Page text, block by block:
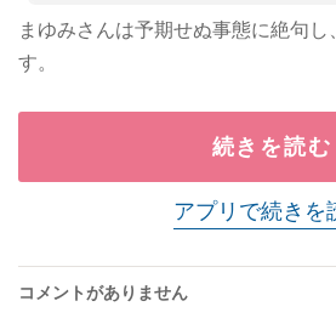
まゆみさんは予期せぬ事態に絶句し
す。
続きを読む
アプリで続きを
コメントがありません